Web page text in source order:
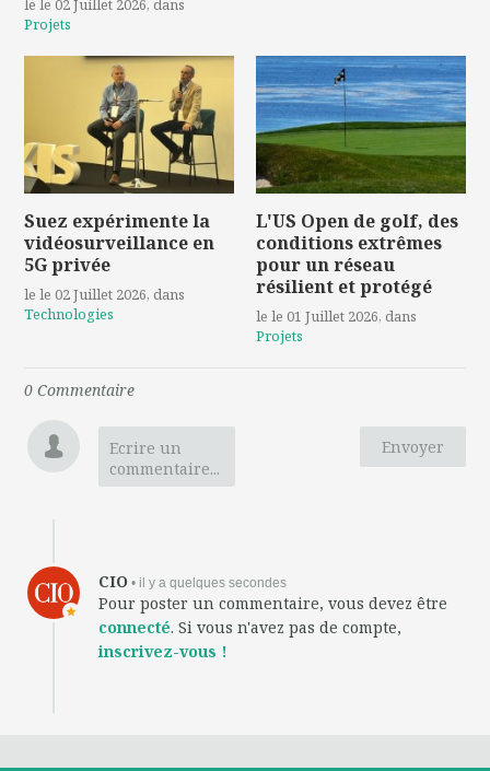
Projets
Suez expérimente la
vidéosurveillance en
5G privée
le le 02 Juillet 2026, dans
Technologies
L'US Open de golf, des
conditions extrêmes
pour un réseau
résilient et protégé
le le 01 Juillet 2026, dans
Projets
0 Commentaire
Envoyer
Ecrire un
commentaire...
CIO • il y a quelques secondes
Pour poster un commentaire, vous devez être
connecté. Si vous n'avez pas de compte,
inscrivez-vous !